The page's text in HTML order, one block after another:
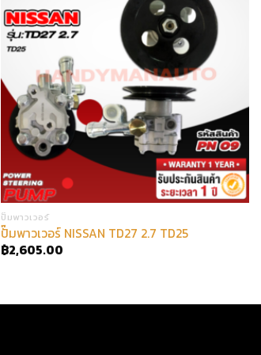
ปั๊มพาวเวอร์
ปั๊มพาวเวอร์ NISSAN TD27 2.7 TD25
฿2,605.00